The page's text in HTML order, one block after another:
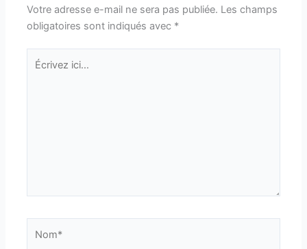
Votre adresse e-mail ne sera pas publiée. Les champs
obligatoires sont indiqués avec *
Écrivez